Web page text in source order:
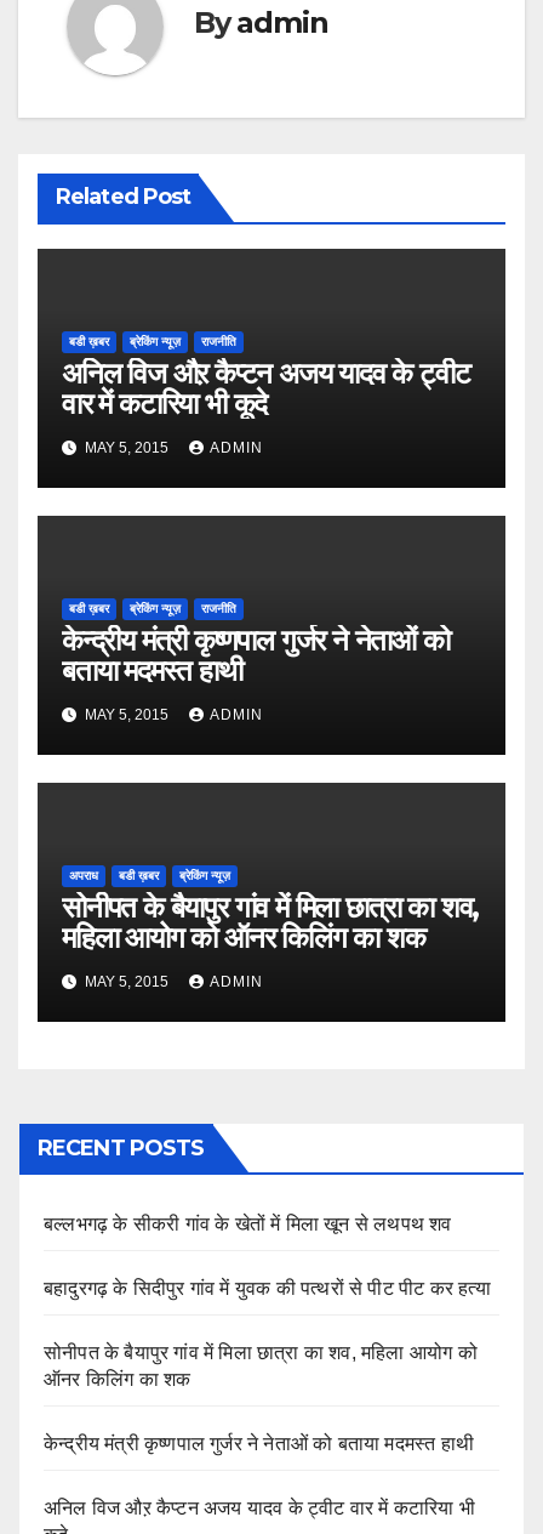
Byadmin
Related Post
बडी ख़बर ब्रेकिंग न्यूज़ राजनीति
अनिल विज औऱ कैप्टन अजय यादव के ट्वीट
वार में कटारिया भी कूदे
MAY 5, 2015 ADMIN
बडी ख़बर ब्रेकिंग न्यूज़ राजनीति
केन्द्रीय मंत्री कृष्णपाल गुर्जर ने नेताओं को
बताया मदमस्त हाथी
MAY 5, 2015 ADMIN
अपराध बडी ख़बर ब्रेकिंग न्यूज़
सोनीपत के बैयापुर गांव में मिला छात्रा का शव,
महिला आयोग को ऑनर किलिंग का शक
MAY 5, 2015 ADMIN
RECENT POSTS
बल्लभगढ़ के सीकरी गांव के खेतों में मिला खून से लथपथ शव
बहादुरगढ़ के सिदीपुर गांव में युवक की पत्थरों से पीट पीट कर हत्या
सोनीपत के बैयापुर गांव में मिला छात्रा का शव, महिला आयोग को
ऑनर किलिंग का शक
केन्द्रीय मंत्री कृष्णपाल गुर्जर ने नेताओं को बताया मदमस्त हाथी
अनिल विज औऱ कैप्टन अजय यादव के ट्वीट वार में कटारिया भी